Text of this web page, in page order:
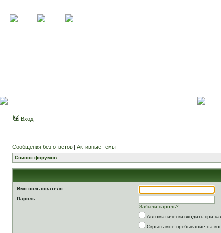
Вход
Сообщения без ответов | Активные темы
Список форумов
Имя пользователя:
Пароль:
Забыли пароль?
Автоматически входить при
Скрыть моё пребывание на